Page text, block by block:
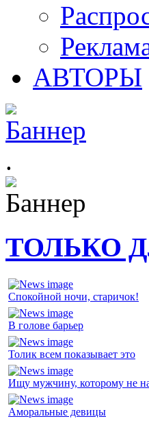
АВТОРЫ
.
ТОЛЬКО
Спокойной ночи, старичок!
В голове барьер
Толик всем показывает это
Ищу мужчину, которому не
Аморальные девицы